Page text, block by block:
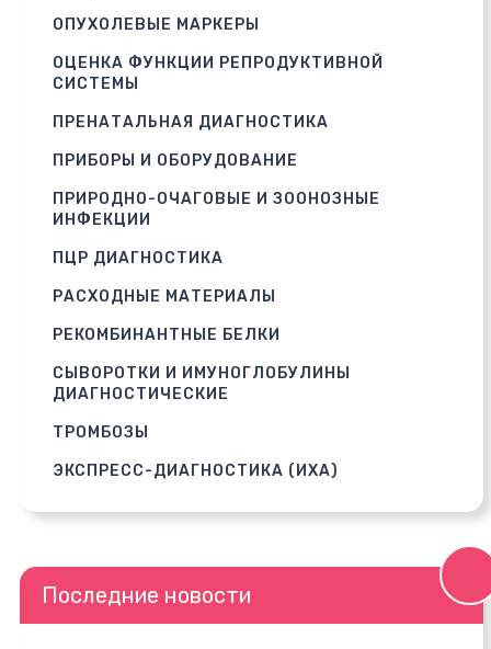
ОПУХОЛЕВЫЕ МАРКЕРЫ
ОЦЕНКА ФУНКЦИИ РЕПРОДУКТИВНОЙ
СИСТЕМЫ
ПРЕНАТАЛЬНАЯ ДИАГНОСТИКА
ПРИБОРЫ И ОБОРУДОВАНИЕ
ПРИРОДНО-ОЧАГОВЫЕ И ЗООНОЗНЫЕ
ИНФЕКЦИИ
ПЦР ДИАГНОСТИКА
РАСХОДНЫЕ МАТЕРИАЛЫ
РЕКОМБИНАНТНЫЕ БЕЛКИ
СЫВОРОТКИ И ИМУНОГЛОБУЛИНЫ
ДИАГНОСТИЧЕСКИЕ
ТРОМБОЗЫ
ЭКСПРЕСС-ДИАГНОСТИКА (ИХА)
Последние новости